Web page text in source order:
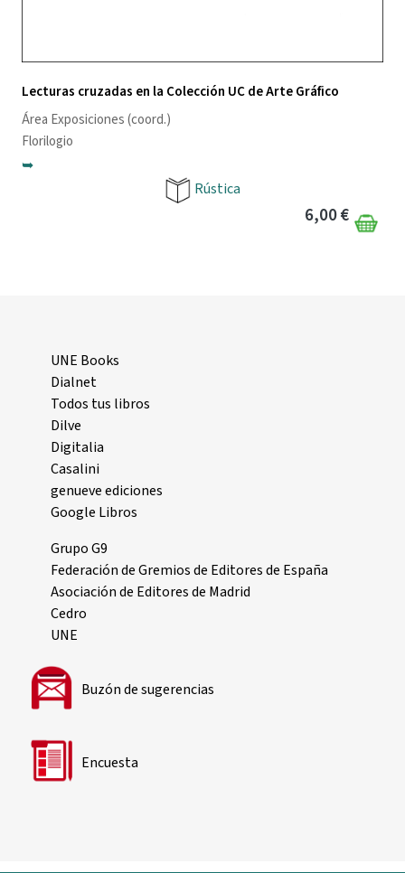
Lecturas cruzadas en la Colección UC de Arte Gráfico
Área Exposiciones(coord.)
Florilogio
➥
Rústica
6,00 €
UNE Books
Dialnet
Todos tus libros
Dilve
Digitalia
Casalini
genueve ediciones
Google Libros
Grupo G9
Federación de Gremios de Editores de España
Asociación de Editores de Madrid
Cedro
UNE
Buzón de sugerencias
Encuesta